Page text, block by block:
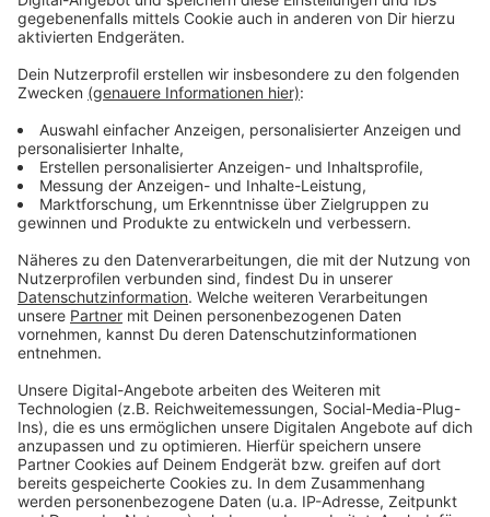
besonders kleinen Säle, wie im Souterrain-Kellerkino in
Oberkassel, werden insgesamt öfter gemieden.
Anzeige
Weitere Infos und Links zum Thema
Anzeige
Die Filmkunstkinos in Düsseldorf
Das Theater an der Kö
Theater und Bühnen in Düsseldorf
Anzeige